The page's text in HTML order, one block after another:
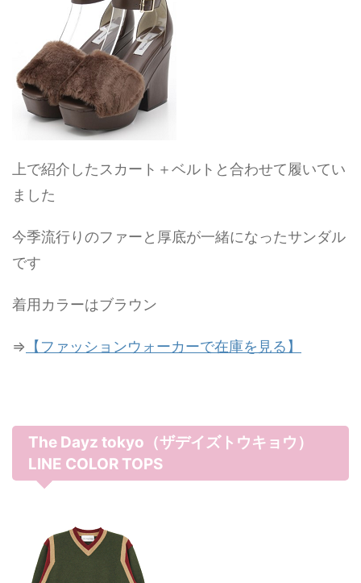
上で紹介したスカート＋ベルトと合わせて履いてい
ました
今季流行りのファーと厚底が一緒になったサンダル
です
着用カラーはブラウン
⇒ 【ファッションウォーカーで在庫を見る】
The Dayz tokyo（ザデイズトウキョウ）
LINE COLOR TOPS